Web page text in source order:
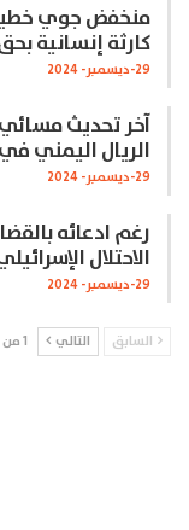
منخفض جوي
كارثة إنسانية
29-ديسمبر- 2024
آخر تحديث
الريال اليمني
29-ديسمبر- 2024
رغم ادعائه
الاحتلال
29-ديسمبر- 2024
السابق التالي 1 من 2٬214